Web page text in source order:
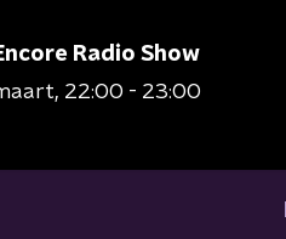
Radio Show
22:00 - 23:00